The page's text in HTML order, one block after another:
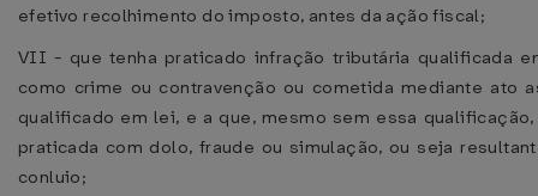
efetivo recolhimento do imposto, antes da ação fiscal;
VII - que tenha praticado infração tributária qualificada
como crime ou contravenção ou cometida mediante ato
qualificado em lei, e a que, mesmo sem essa
praticada com dolo, fraude ou simulação, ou seja
conluio;